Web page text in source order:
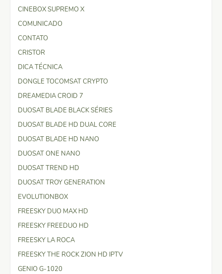
CINEBOX SUPREMO X
COMUNICADO
CONTATO
CRISTOR
DICA TÉCNICA
DONGLE TOCOMSAT CRYPTO
DREAMEDIA CROID 7
DUOSAT BLADE BLACK SÉRIES
DUOSAT BLADE HD DUAL CORE
DUOSAT BLADE HD NANO
DUOSAT ONE NANO
DUOSAT TREND HD
DUOSAT TROY GENERATION
EVOLUTIONBOX
FREESKY DUO MAX HD
FREESKY FREEDUO HD
FREESKY LA ROCA
FREESKY THE ROCK ZION HD IPTV
GENIO G-1020